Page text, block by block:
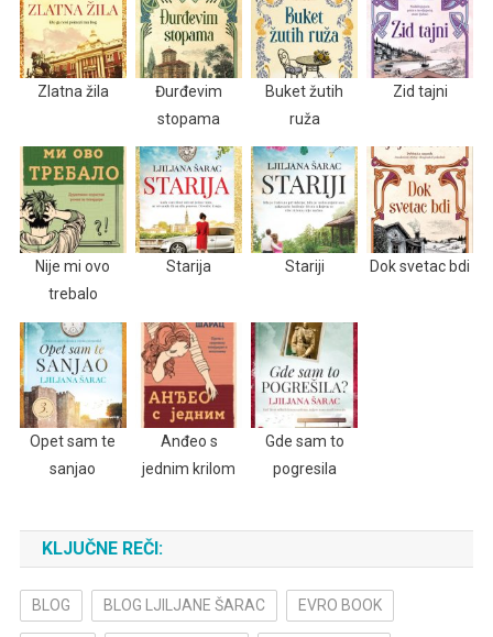
Zlatna žila
Đurđevim
stopama
Buket žutih
ruža
Zid tajni
Nije mi ovo
trebalo
Starija Stariji Dok svetac bdi
Opet sam te
sanjao
Anđeo s
jednim krilom
Gde sam to
pogresila
KLJUČNE REČI:
BLOG BLOG LJILJANE ŠARAC EVRO BOOK